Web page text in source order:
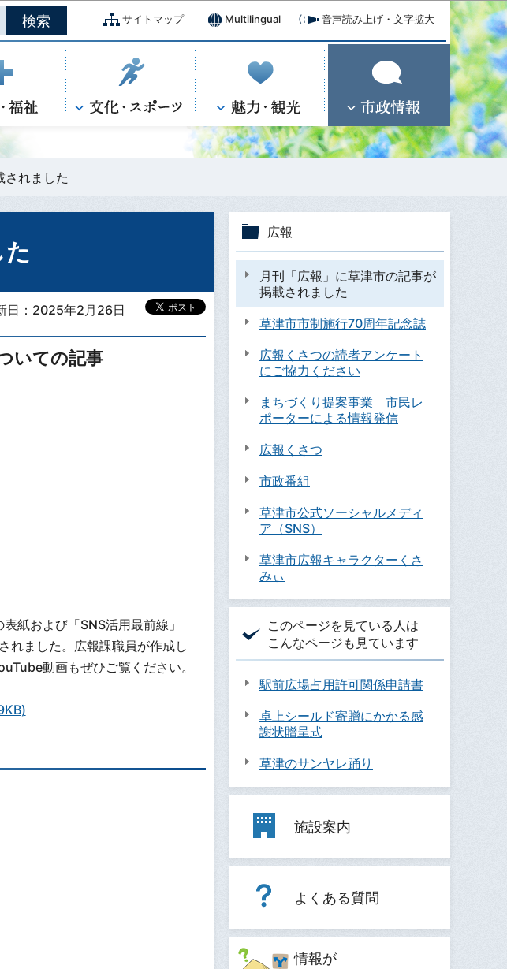
へ移動
サイトマップ Multilingual 音声読み上げ・文字拡大
されました
日：2025年2月26日
いての記事
紙および「SNS活用最前線」
れました。広報課職員が作成し
動画もぜひご覧ください。
広報
月刊「広報」に草津市の記事が
掲載されました
草津市市制施行70周年記念誌
広報くさつの読者アンケート
にご協力ください
まちづくり提案事業 市民レ
ポーターによる情報発信
広報くさつ
市政番組
草津市公式ソーシャルメディ
ア（SNS）
草津市広報キャラクターくさ
みぃ
このページを見ている人は
こんなページも見ています
駅前広場占用許可関係申請書
卓上シールド寄贈にかかる感
謝状贈呈式
草津のサンヤレ踊り
施設案内
よくある質問
情報が